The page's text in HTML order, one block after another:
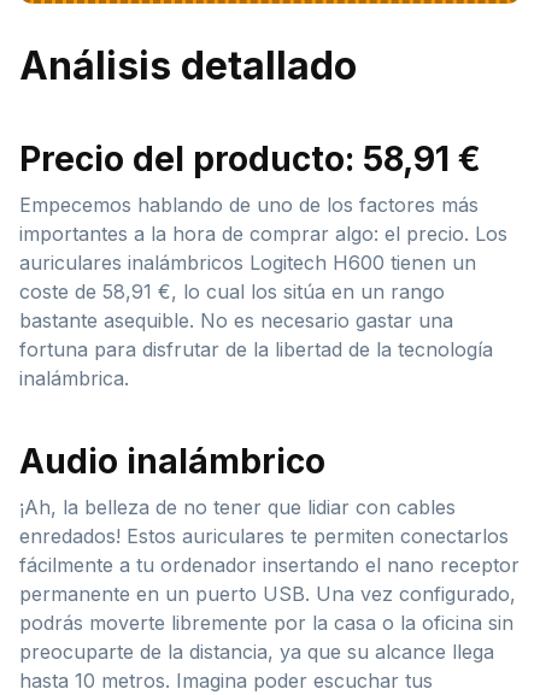
Análisis detallado
Precio del producto: 58,91 €
Empecemos hablando de uno de los factores más
importantes a la hora de comprar algo: el precio. Los
auriculares inalámbricos Logitech H600 tienen un
coste de 58,91 €, lo cual los sitúa en un rango
bastante asequible. No es necesario gastar una
fortuna para disfrutar de la libertad de la tecnología
inalámbrica.
Audio inalámbrico
¡Ah, la belleza de no tener que lidiar con cables
enredados! Estos auriculares te permiten conectarlos
fácilmente a tu ordenador insertando el nano receptor
permanente en un puerto USB. Una vez configurado,
podrás moverte libremente por la casa o la oficina sin
preocuparte de la distancia, ya que su alcance llega
hasta 10 metros. Imagina poder escuchar tus